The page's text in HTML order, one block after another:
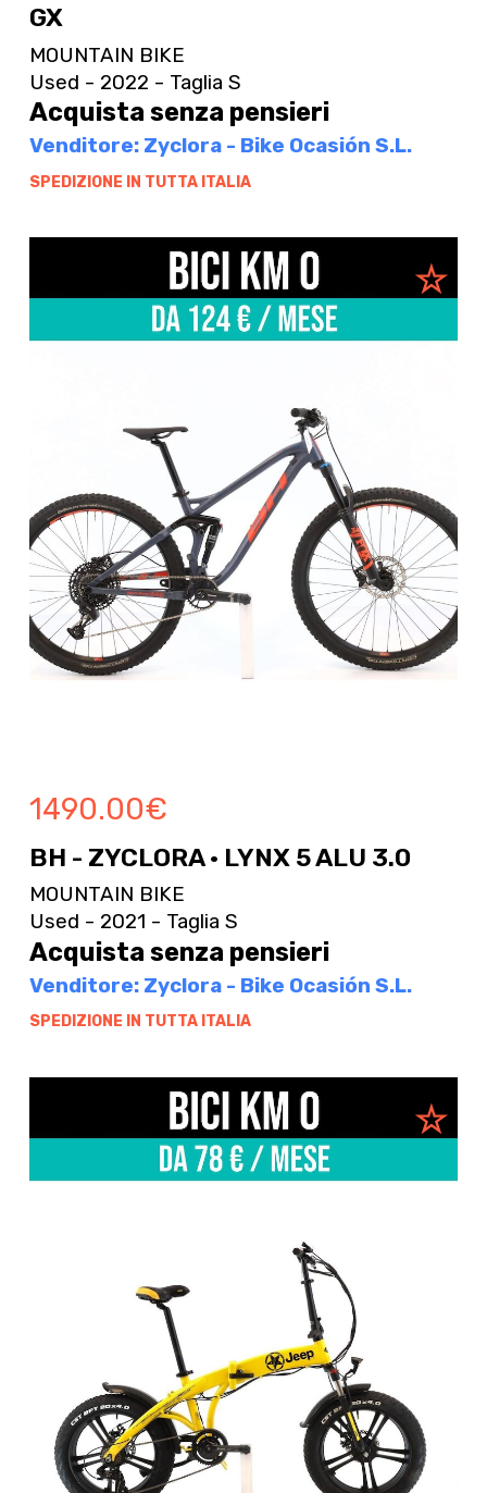
GX
MOUNTAIN BIKE
Used - 2022 - Taglia S
Acquista senza pensieri
Venditore: Zyclora - Bike Ocasión S.L.
SPEDIZIONE IN TUTTA ITALIA
1490.00€
BH - ZYCLORA · LYNX 5 ALU 3.0
MOUNTAIN BIKE
Used - 2021 - Taglia S
Acquista senza pensieri
Venditore: Zyclora - Bike Ocasión S.L.
SPEDIZIONE IN TUTTA ITALIA